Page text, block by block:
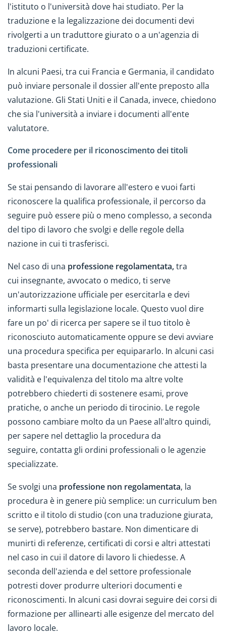
l'istituto o l'università dove hai studiato. Per la
traduzione e la legalizzazione dei documenti devi
rivolgerti a un traduttore giurato o a un'agenzia di
traduzioni certificate.
In alcuni Paesi, tra cui Francia e Germania, il candidato
può inviare personale il dossier all'ente preposto alla
valutazione. Gli Stati Uniti e il Canada, invece, chiedono
che sia l'università a inviare i documenti all'ente
valutatore.
Come procedere per il riconoscimento dei titoli
professionali
Se stai pensando di lavorare all'estero e vuoi farti
riconoscere la qualifica professionale, il percorso da
seguire può essere più o meno complesso, a seconda
del tipo di lavoro che svolgi e delle regole della
nazione in cui ti trasferisci.
Nel caso di una professione regolamentata,tra
cui insegnante, avvocato o medico, ti serve
un'autorizzazione ufficiale per esercitarla e devi
informarti sulla legislazione locale. Questo vuol dire
fare un po' di ricerca per sapere se il tuo titolo è
riconosciuto automaticamente oppure se devi avviare
una procedura specifica per equipararlo. In alcuni casi
basta presentare una documentazione che attesti la
validità e l'equivalenza del titolo ma altre volte
potrebbero chiederti di sostenere esami, prove
pratiche, o anche un periodo di tirocinio. Le regole
possono cambiare molto da un Paese all'altro quindi,
per sapere nel dettaglio la procedura da
seguire, contatta gli ordini professionali o le agenzie
specializzate.
Se svolgi una professione non regolamentata, la
procedura è in genere più semplice: un curriculum ben
scritto e il titolo di studio (con una traduzione giurata,
se serve), potrebbero bastare. Non dimenticare di
munirti di referenze, certificati di corsi e altri attestati
nel caso in cui il datore di lavoro li chiedesse. A
seconda dell'azienda e del settore professionale
potresti dover produrre ulteriori documenti e
riconoscimenti. In alcuni casi dovrai seguire dei corsi di
formazione per allinearti alle esigenze del mercato del
lavoro locale.